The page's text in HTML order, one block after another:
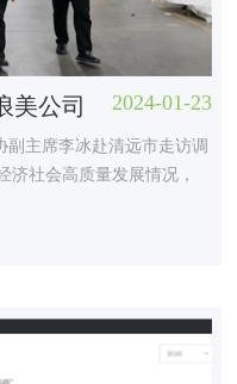
2024-01-23
美公司
副主席李冰赴清远市走访调
济社会高质量发展情况，
委专职副主任周宏忠陪同
清远）联谊会会长...